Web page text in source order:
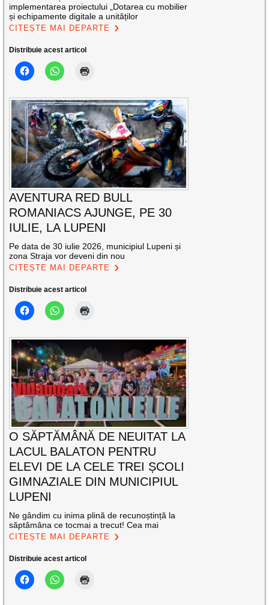
implementarea proiectului „Dotarea cu mobilier
și echipamente digitale a unităților
CITEȘTE MAI DEPARTE
Distribuie acest articol
AVENTURA RED BULL
ROMANIACS AJUNGE, PE 30
IULIE, LA LUPENI
Pe data de 30 iulie 2026, municipiul Lupeni și
zona Straja vor deveni din nou
CITEȘTE MAI DEPARTE
Distribuie acest articol
O SĂPTĂMÂNĂ DE NEUITAT LA
LACUL BALATON PENTRU
ELEVI DE LA CELE TREI ȘCOLI
GIMNAZIALE DIN MUNICIPIUL
LUPENI
Ne gândim cu inima plină de recunoștință la
săptămâna ce tocmai a trecut! Cea mai
CITEȘTE MAI DEPARTE
Distribuie acest articol